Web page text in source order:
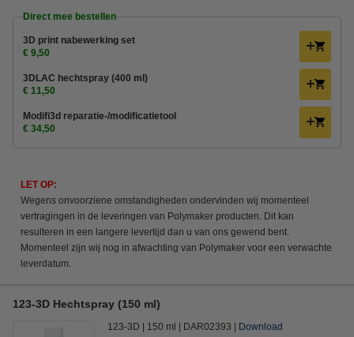
Direct mee bestellen
3D print nabewerking set
€ 9,50
3DLAC hechtspray (400 ml)
€ 11,50
Modifi3d reparatie-/modificatietool
€ 34,50
LET OP:
Wegens onvoorziene omstandigheden ondervinden wij momenteel
vertragingen in de leveringen van Polymaker producten. Dit kan
resulteren in een langere levertijd dan u van ons gewend bent.
Momenteel zijn wij nog in afwachting van Polymaker voor een verwachte
leverdatum.
123-3D Hechtspray (150 ml)
123-3D 150 ml DAR02393 Download